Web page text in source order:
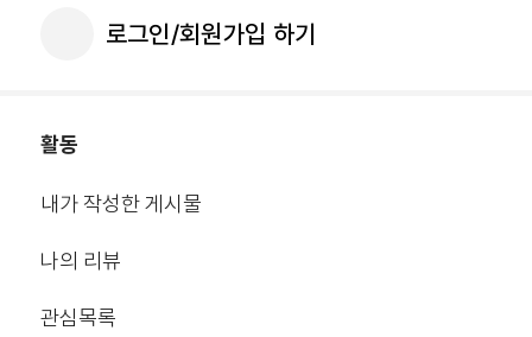
로그인/회원가입 하기
활동
내가 작성한 게시물
나의 리뷰
관심목록